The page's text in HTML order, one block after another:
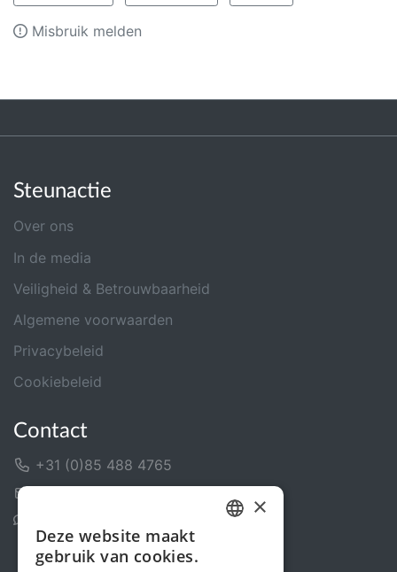
Misbruik melden
Steunactie
Over ons
In de media
Veiligheid & Betrouwbaarheid
Algemene voorwaarden
Privacybeleid
Cookiebeleid
Contact
+31 (0)85 488 4765
×
Deze website maakt
gebruik van cookies.